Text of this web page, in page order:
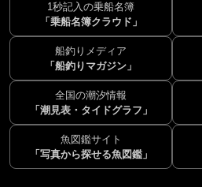
1秒記入の乗船名簿
「乗船名簿クラウド」
船釣りメディア
「船釣りマガジン」
全国の潮汐情報
「潮見表・タイドグラフ」
魚図鑑サイト
「写真から探せる魚図鑑」